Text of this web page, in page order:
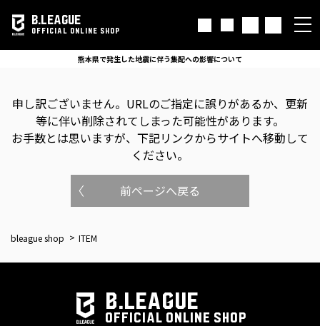
B.LEAGUE
OFFICIAL ONLINE SHOP
熊本県で発生した地震に伴う集配への影響について
申し訳ございません。 URLのご指定に誤りがあるか、更新
等に伴い削除されてしまった可能性があります。
お手数とは思いますが、下記リンクからサイトへ移動して
ください。
前ページへ戻る
bleague shop ITEM
B.LEAGUE
OFFICIAL ONLINE SHOP